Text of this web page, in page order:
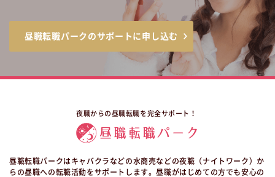
昼職転職パークのサポートに申し込む
夜職からの昼職転職を完全サポート！
昼職転職パークはキャバクラなどの水商売などの夜職（ナイトワーク）か
らの昼職への転職活動をサポートします。昼職がはじめての方でも安心の